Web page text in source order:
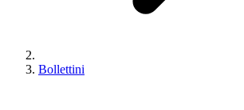
Bollettini